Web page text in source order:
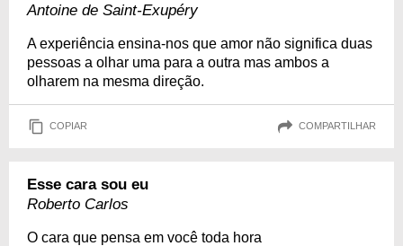
Antoine de Saint-Exupéry
A experiência ensina-nos que amor não significa duas
pessoas a olhar uma para a outra mas ambos a
olharem na mesma direção.
COPIAR COMPARTILHAR
Esse cara sou eu
Roberto Carlos
O cara que pensa em você toda hora